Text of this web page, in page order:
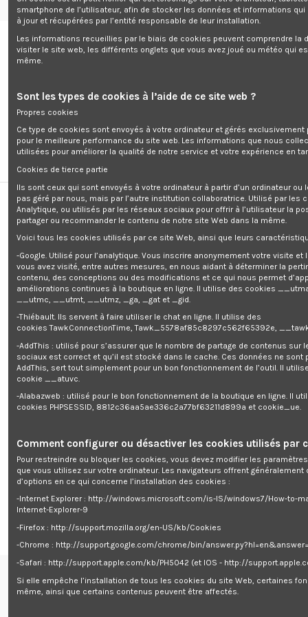
Livraison Mentions légales Accueil Wishlist ( 0)
Electroportatif Désherbeur
Désherbeur
Pertinence 1
Rupture de stock
Désherbeur air chaud 1600W ?
Elem Garden Technic
0,00 €
Renseignements
smartphone de l’utilisateur, afin de stocker les données et informations
à jour et récupérées par l’entité responsable de leur installation.
Les informations recueillies par le biais de cookies peuvent comprendre la
visiter le site web, les différents onglets que vous avez joué ou météo qui
même.
Sont les types de cookies à l’aide de ce site web ?
Propres cookies
Ce type de cookies sont envoyés à votre ordinateur et gérés exclusivement
pour le meilleure performance du site web. Les informations que nous
utilisées pour améliorer la qualité de notre service et votre expérience en
Cookies de tierce partie
Ils sont ceux qui sont envoyés à votre ordinateur à partir d’un ordinateur ou
pas géré par nous, mais par l’autre institution collaboratrice. Utilisé par les
Analytique, ou utilisés par les réseaux sociaux pour offrir à l’utilisateur la
partager ou recommander le contenu de notre site Web dans la même.
Voici tous les cookies utilisés par ce site Web, ainsi que leurs
-Google. Utilisé pour l’analytique. Vous inscrire anonymement votre visite et
vous avez visité, entre autres mesures, en nous aidant à déterminer la
contenu, des conceptions ou des modifications et ce qui nous permet
améliorations continues à la boutique en ligne. Il utilise des cookies
__utmc, __utmt, __utmz, _ga, _gat et _gid.
-Thiébault. Ils servent à faire utiliser le chat en ligne. Il utilise des
cookies TawkConnectionTime, Tawk_5578af85c8297c562f65392e,
-AddThis : utilisé pour s’assurer que le nombre de partage de contenus sur
sociaux est correct et qu’il est stocké dans le cache. Ces données ne sont
AddThis, sert tout simplement pour un bon fonctionnement de l’outil. Il
cookie __atuvc.
-Alabazweb : utilisé pour le bon fonctionnement de la boutique en ligne. Il
cookies PHPSESSID, 8812c36aa5ae336c2a77bf63211d899a et cookie_ue.
Comment configurer ou désactiver les cookies utilisés par
Pour restreindre ou bloquer les cookies, vous devez modifier les
que vous utilisez sur votre ordinateur. Les navigateurs offrent généralement
d’options en ce qui concerne l’installation des cookies :
-Internet Explorer : http://windows.microsoft.com/is-IS/windows7/How-to-
Internet-Explorer-9
-Firefox : http://support.mozilla.org/en-US/kb/Cookies
-Chrome : http://support.google.com/chrome/bin/
-Safari : http://support.apple.com/kb/PH5042 (et IOS - http://
Si elle empêche l’installation de tous les cookies du site Web, certaines
même, ainsi que certains contenus peuvent être affectés.